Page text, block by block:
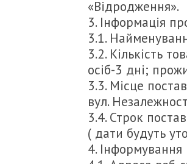
«Відродження».
3. Інформація
3.1.
3.2. Кількість
осіб-3 дні;
3.3. Місце
вул.
3.4. Строк
( дати будуть
4.